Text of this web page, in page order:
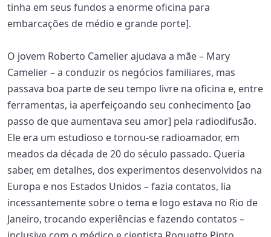
tinha em seus fundos a enorme oficina para
embarcações de médio e grande porte].
O jovem Roberto Camelier ajudava a mãe – Mary
Camelier – a conduzir os negócios familiares, mas
passava boa parte de seu tempo livre na oficina e, entre
ferramentas, ia aperfeiçoando seu conhecimento [ao
passo de que aumentava seu amor] pela radiodifusão.
Ele era um estudioso e tornou-se radioamador, em
meados da década de 20 do século passado. Queria
saber, em detalhes, dos experimentos desenvolvidos na
Europa e nos Estados Unidos – fazia contatos, lia
incessantemente sobre o tema e logo estava no Rio de
Janeiro, trocando experiências e fazendo contatos –